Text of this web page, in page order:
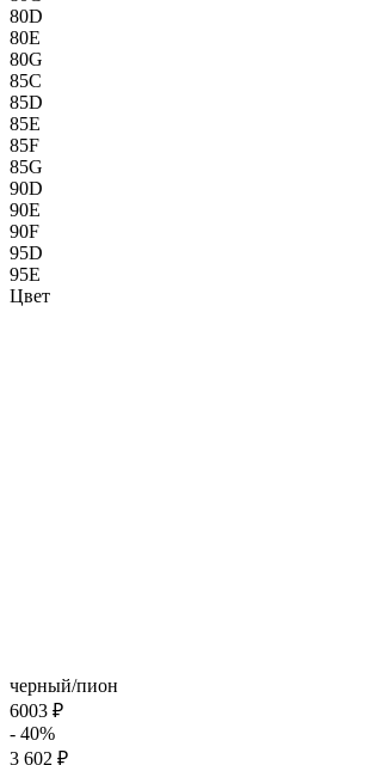
80D
80E
80G
85C
85D
85E
85F
85G
90D
90E
90F
95D
95E
Цвет
черный/пион
6003 ₽
- 40%
3 602 ₽